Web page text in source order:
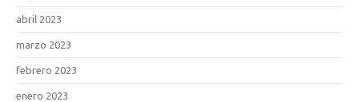
abril 2023
marzo 2023
febrero 2023
enero 2023